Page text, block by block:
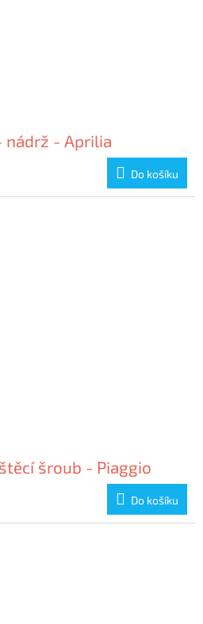
nádrž - Aprilia
Do košíku
šroub - Piaggio
Do košíku